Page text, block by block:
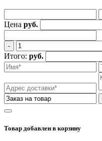
Цена руб.
‐
Итого: руб.
Товар добавлен в корзину